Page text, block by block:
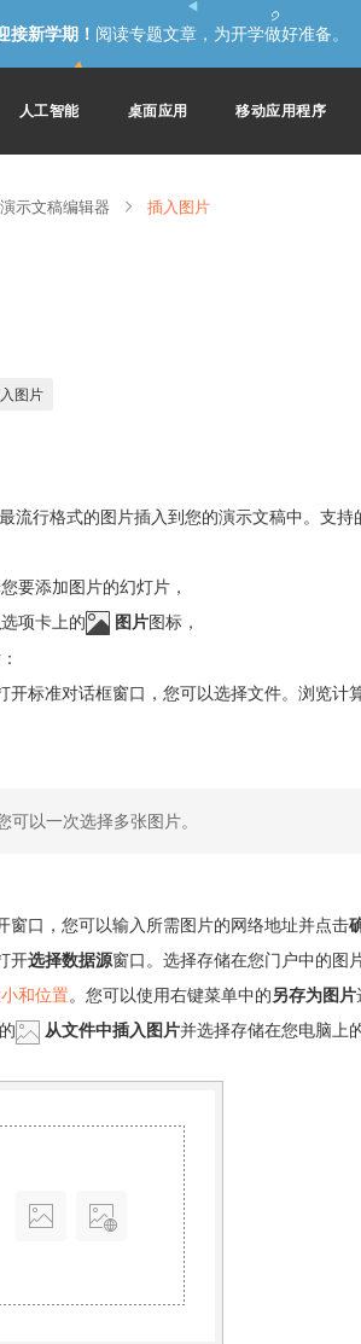
接新学期！ 阅读专题文章，为开学做好准备。
人工智能 桌面应用 移动应用程序
演示文稿编辑器 插入图片
图片
流行格式的图片插入到您的演示文稿中。支持
要添加图片的幻灯片，
选项卡上的 图片图标，
开标准对话框窗口，您可以选择文件。浏览计
可以一次选择多张图片。
窗口，您可以输入所需图片的网络地址并点击
开选择数据源窗口。选择存储在您门户中的图
和位置。您可以使用右键菜单中的另存为图片
从文件中插入图片并选择存储在您电脑上